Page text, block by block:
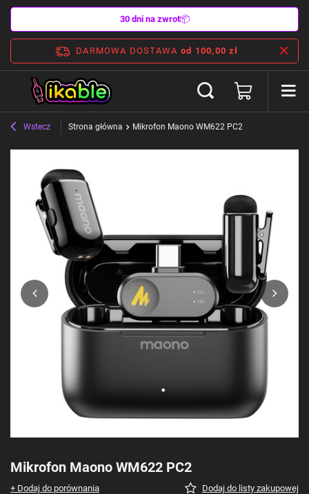
30 dni na zwrot📦
DARMOWA DOSTAWA od 100,00 zł
Wstecz Strona główna Mikrofon Maono WM622 PC2
Mikrofon Maono WM622 PC2
+ Dodaj do porównania Dodaj do listy zakupowej